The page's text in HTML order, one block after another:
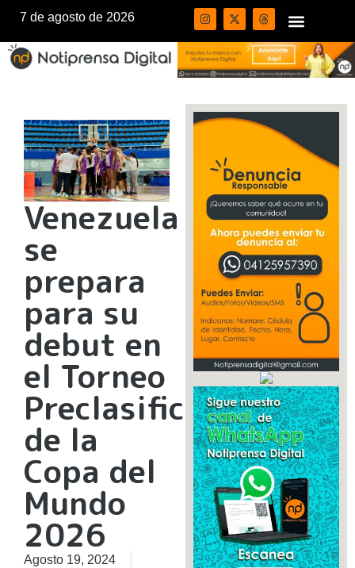
7 de agosto de 2026
Venezuela
se
prepara
para su
debut en
el Torneo
Preclasificatorio
de la
Copa del
Mundo
2026
Agosto 19, 2024